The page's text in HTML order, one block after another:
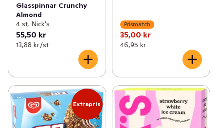
Glasspinnar Crunchy
Almond
4 st, Nick's
55,50 kr
13,88 kr /st
Prismatch
35,00 kr
46,95 kr
Extrapris